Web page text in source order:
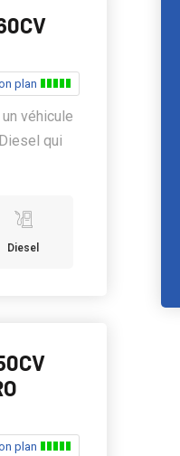
plan
véhicule
qui
Diesel
plan